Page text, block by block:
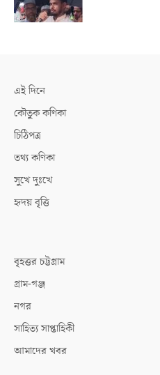
এই দিনে
কৌতুক কণিকা
চিঠিপত্র
তথ্য কণিকা
সুখে দুঃখে
হৃদয় বৃত্তি
বৃহত্তর চট্টগ্রাম
গ্রাম-গঞ্জ
নগর
সাহিত্য সাপ্তাহিকী
আমাদের খবর